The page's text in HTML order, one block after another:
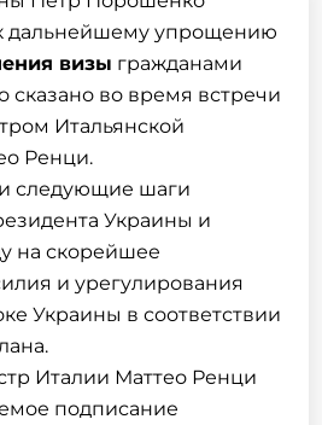
дальнейшему упрощению
визы гражданами
сказано во время встречи
Итальянской
Ренци.
следующие шаги
Украины и
на скорейшее
и урегулирования
Украины в соответствии
Италии Маттео Ренци
подписание